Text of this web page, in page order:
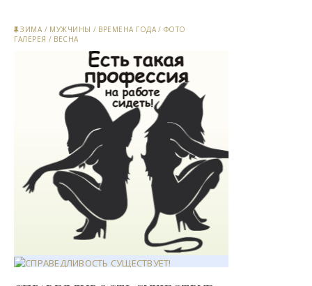
ЗИМА / МУЖЧИНЫ / ВРЕМЕНА ГОДА / ФОТО
ГАЛЕРЕЯ / ВЕСНА